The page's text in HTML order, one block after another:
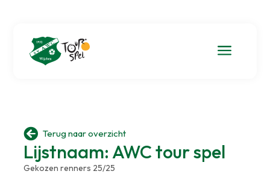
a
 Terug naar overzicht
Lijstnaam: AWC tour spel
Gekozen renners 25/25